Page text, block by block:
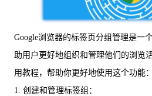
Google浏览器的标签页分组管理是一
助用户更好地组织和管理他们的浏览
用教程，帮助你更好地使用这个功能：
1. 创建和管理标签组：